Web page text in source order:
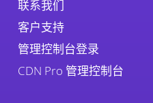
联系我们
客户支持
管理控制台登录
CDN Pro 管理控制台